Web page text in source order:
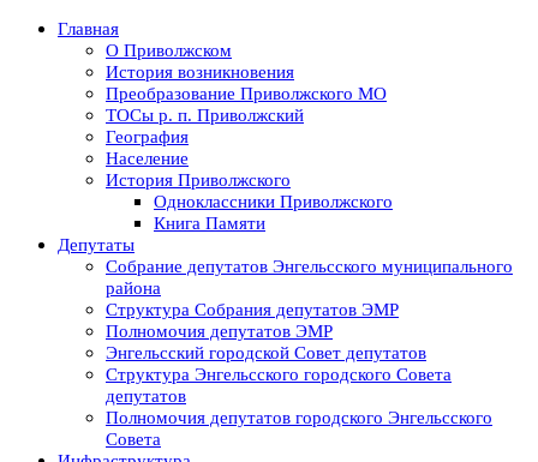
Главная
О Приволжском
История возникновения
Преобразование Приволжского МО
ТОСы р. п. Приволжский
География
Население
История Приволжского
Одноклассники Приволжского
Книга Памяти
Депутаты
Собрание депутатов Энгельсского муниципального
района
Структура Собрания депутатов ЭМР
Полномочия депутатов ЭМР
Энгельсский городской Совет депутатов
Структура Энгельсского городского Совета
депутатов
Полномочия депутатов городского Энгельсского
Совета